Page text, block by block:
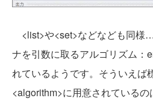
<list>や<set>などなども同
ナを引数に取るアルゴリズム：
れているようです。そういえば
<algorithm>に用意されている